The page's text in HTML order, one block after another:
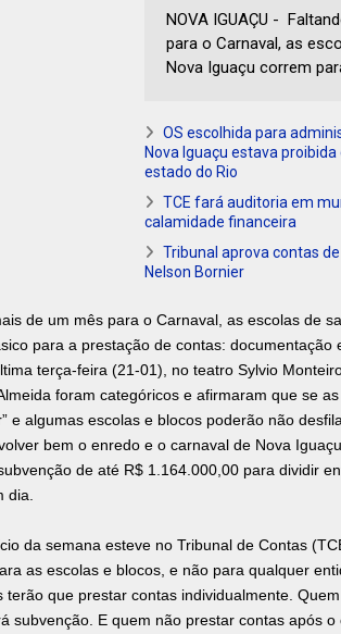
NOVA IGUAÇU -
para o Carnaval, as
Nova Iguaçu correm
OS escolhida para
Nova Iguaçu estava
estado do Rio
TCE fará auditoria em
calamidade financeira
Tribunal aprova contas
Nelson Bornier
de um mês para o Carnaval, as escolas de
para a prestação de contas: documentação
terça-feira (21-01), no teatro Sylvio
foram categóricos e afirmaram que se
e algumas escolas e blocos poderão não
bem o enredo e o carnaval de Nova
de até R$ 1.164.000,00 para dividir
dia.
da semana esteve no Tribunal de Contas
as escolas e blocos, e não para qualquer
que prestar contas individualmente.
subvenção. E quem não prestar contas após o